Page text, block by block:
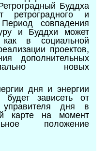
Буддха
ретроградного и
совпадения
и Буддхи может
как в социальной
проектов,
дополнительных
новых
дня и энергии
зависеть от
управителя дня в
карте на момент
положение